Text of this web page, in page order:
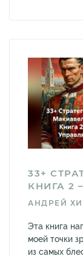
33+
КНИГА 2
АНДРЕЙ
Эта книга
моей точки
из самых